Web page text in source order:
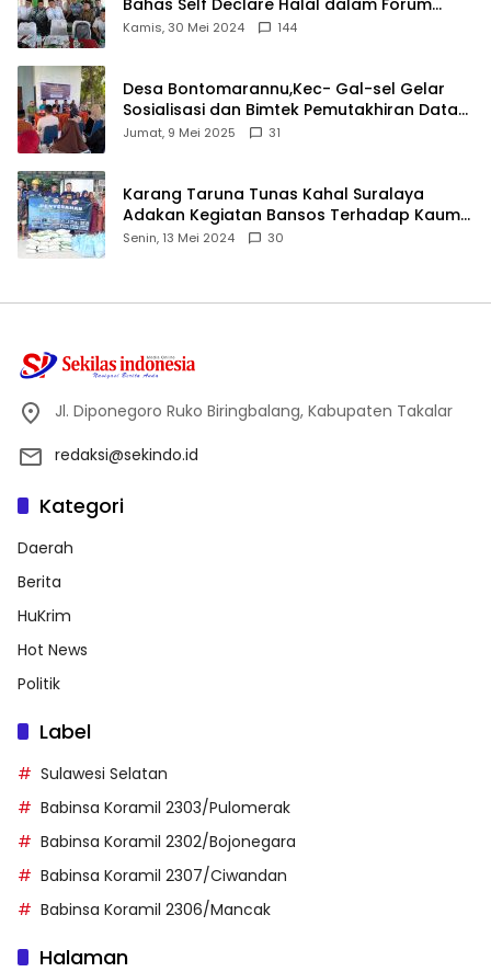
Ijtima Ulama MUI
Kamis, 30 Mei 2024 144
Desa Bontomarannu,Kec- Gal-sel Gelar
Sosialisasi dan Bimtek Pemutakhiran Data
ID
Jumat, 9 Mei 2025 31
Karang Taruna Tunas Kahal Suralaya
Adakan Kegiatan Bansos Terhadap Kaum
Dhuafa dan Anak Yatim-Piatu
Senin, 13 Mei 2024 30
Jl. Diponegoro Ruko Biringbalang, Kabupaten Takalar
redaksi@sekindo.id
Kategori
Daerah
Berita
HuKrim
Hot News
Politik
Label
Sulawesi Selatan
Babinsa Koramil 2303/Pulomerak
Babinsa Koramil 2302/Bojonegara
Babinsa Koramil 2307/Ciwandan
Babinsa Koramil 2306/Mancak
Halaman